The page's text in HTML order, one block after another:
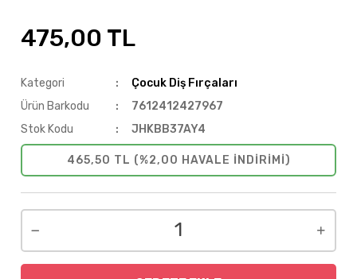
475,00 TL
Kategori
Çocuk Diş Fırçaları
Ürün Barkodu
7612412427967
Stok Kodu
JHKBB37AY4
465,50 TL (%2,00 HAVALE INDIRIMI)